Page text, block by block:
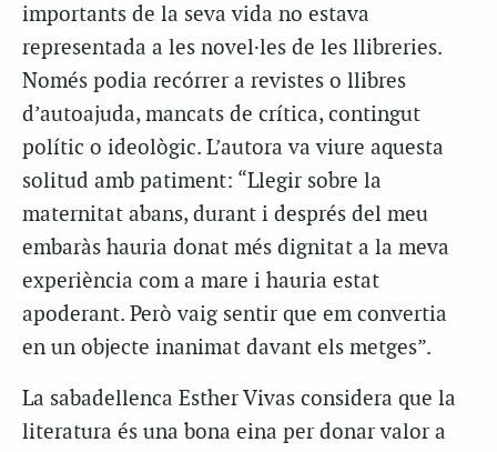
importants de la seva vida no estava
representada a les novel·les de les llibreries.
Només podia recórrer a revistes o llibres
d’autoajuda, mancats de crítica, contingut
polític o ideològic. L’autora va viure aquesta
solitud amb patiment: “Llegir sobre la
maternitat abans, durant i després del meu
embaràs hauria donat més dignitat a la meva
experiència com a mare i hauria estat
apoderant. Però vaig sentir que em convertia
en un objecte inanimat davant els metges”.
La sabadellenca Esther Vivas considera que la
literatura és una bona eina per donar valor a